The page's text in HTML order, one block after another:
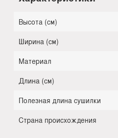
Высота (см)
Ширина (см)
Материал
Длина (см)
Полезная длина сушилки
Страна происхождения